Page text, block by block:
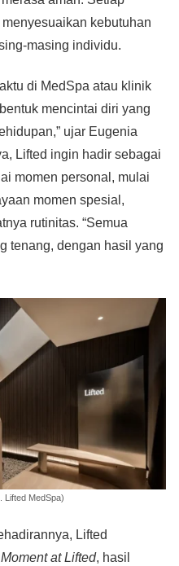
kebutuhan
masing individu.
di MedSpa atau klinik
mencintai diri yang
ujar Eugenia
Lifted ingin hadir sebagai
momen personal, mulai
momen spesial,
rutinitas. “Semua
tenang, dengan hasil yang
Lifted MedSpa)
Lifted
at Lifted, hasil